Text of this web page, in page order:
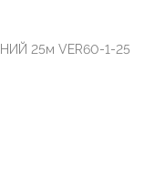
25м VER60-1-25